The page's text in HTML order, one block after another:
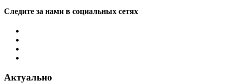
Следите за нами в социальных сетях
Актуально